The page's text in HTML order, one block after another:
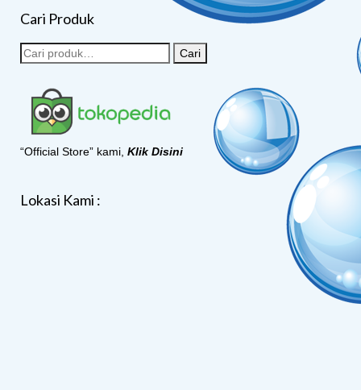
Cari Produk
Cari
“Official Store” kami, Klik Disini
Lokasi Kami :